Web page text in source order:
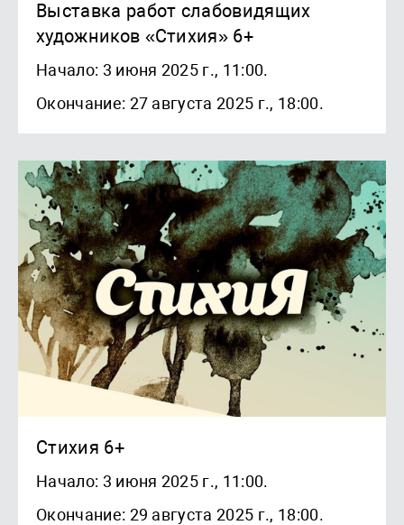
Выставка работ слабовидящих
художников «Стихия» 6+
Начало: 3 июня 2025 г., 11:00.
Окончание: 27 августа 2025 г., 18:00.
Стихия 6+
Начало: 3 июня 2025 г., 11:00.
Окончание: 29 августа 2025 г., 18:00.